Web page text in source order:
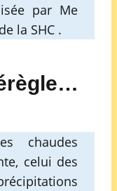
par Me
la SHC .
chaudes
celui des